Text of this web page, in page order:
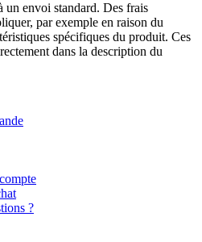
un envoi standard. Des frais
par exemple en raison du
spécifiques du produit. Ces
dans la description du
?